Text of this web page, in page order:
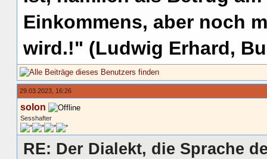
Einkommens, aber noch
wird.!" (Ludwig Erhard,
29.03.2023, 16:26
solon
Sesshafter
RE: Der Dialekt, die Sprache